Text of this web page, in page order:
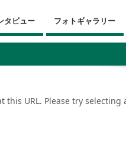
タビュー フォトギャラリー
URL. Please try